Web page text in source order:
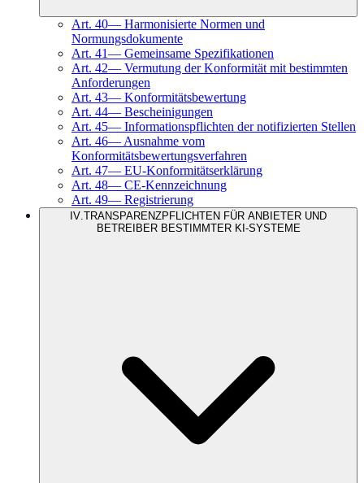
Art. 40— Harmonisierte Normen und
Normungsdokumente
Art. 41— Gemeinsame Spezifikationen
Art. 42— Vermutung der Konformität mit bestimmten
Anforderungen
Art. 43— Konformitätsbewertung
Art. 44— Bescheinigungen
Art. 45— Informationspflichten der notifizierten Stellen
Art. 46— Ausnahme vom
Konformitätsbewertungsverfahren
Art. 47— EU-Konformitätserklärung
Art. 48— CE-Kennzeichnung
Art. 49— Registrierung
IV.TRANSPARENZPFLICHTEN FÜR ANBIETER UND
BETREIBER BESTIMMTER KI-SYSTEME